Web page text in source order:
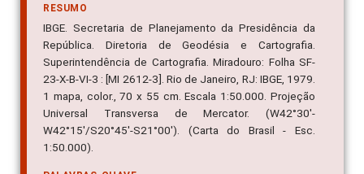
RESUMO
IBGE. Secretaria de Planejamento da Presidência da
República. Diretoria de Geodésia e Cartografia.
Superintendência de Cartografia. Miradouro: Folha SF-
23-X-B-VI-3 : [MI 2612-3]. Rio de Janeiro, RJ: IBGE, 1979.
1 mapa, color., 70 x 55 cm. Escala 1:50.000. Projeção
Universal Transversa de Mercator. (W42°30'-
W42°15'/S20°45'-S21°00'). (Carta do Brasil - Esc.
1:50.000).